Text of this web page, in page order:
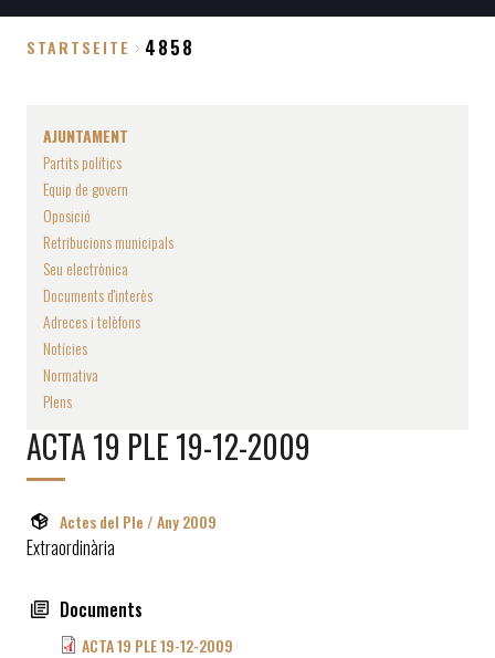
STARTSEITE 4858
AJUNTAMENT
Partits polítics
Equip de govern
Oposició
Retribucions municipals
Seu electrònica
Documents d'interès
Adreces i telèfons
Notícies
Normativa
Plens
ACTA 19 PLE 19-12-2009
Actes del Ple / Any 2009
Extraordinària
Documents
ACTA 19 PLE 19-12-2009